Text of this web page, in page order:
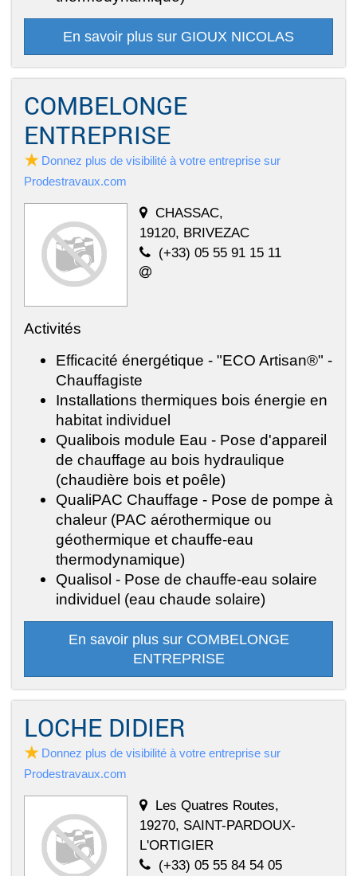
En savoir plus sur GIOUX NICOLAS
COMBELONGE
ENTREPRISE
Donnez plus de visibilité à votre entreprise sur
Prodestravaux.com
CHASSAC,
19120, BRIVEZAC
(+33) 05 55 91 15 11
Activités
Efficacité énergétique - "ECO Artisan®" -
Chauffagiste
Installations thermiques bois énergie en
habitat individuel
Qualibois module Eau - Pose d'appareil
de chauffage au bois hydraulique
(chaudière bois et poêle)
QualiPAC Chauffage - Pose de pompe à
chaleur (PAC aérothermique ou
géothermique et chauffe-eau
thermodynamique)
Qualisol - Pose de chauffe-eau solaire
individuel (eau chaude solaire)
En savoir plus sur COMBELONGE
ENTREPRISE
LOCHE DIDIER
Donnez plus de visibilité à votre entreprise sur
Prodestravaux.com
Les Quatres Routes,
19270, SAINT-PARDOUX-
L'ORTIGIER
(+33) 05 55 84 54 05